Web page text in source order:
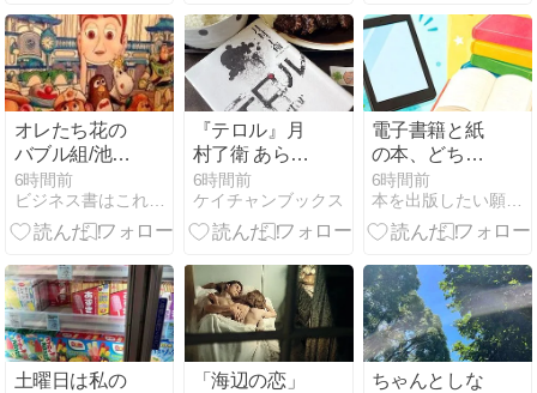
終了 岐阜市民
以外もOK
AEON Pay対
象店舗の探し
方
オレたち花の
バブル組/池井
戸潤
6時間前
ビジネス書はこれを読もう
『テロル』月
村了衛 あらす
じと感想｜人
生が狂ったの
は、誰のせ
6時間前
ケイチャンブックス
電子書籍と紙
の本、どちら
がおすすめで
すか？（質問
への回答）
6時間前
土曜日は私の
「海辺の恋」
ちゃんとしな